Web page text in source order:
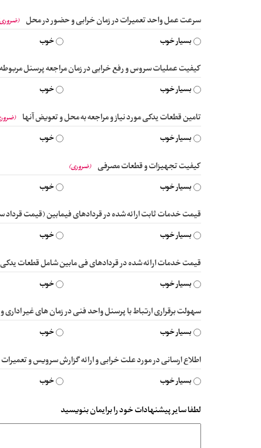
سرعت عمل واحد تعمیرات در زمان خرابی و حضور در محل
بسیار خوب خوب
کیفیت عملیات سروس و رفع خرابی در زمان مراجعه پرسنل مربوطه
بسیار خوب خوب
تامین قطعات یدکی مورد نیاز و مراجعه به محل و تعویض آنها
بسیار خوب خوب
کیفیت تجهیزات و قطعات مصرفی (ضروری)
بسیار خوب خوب
قیمت خدمات ثابت ارائه شده در قردادهای فیمابین (قیمت
بسیار خوب خوب
قیمت خدمات ارائه شده در قردادهای فی مابین شامل قطعات
بسیار خوب خوب
سهولت برقراری ارتباط با پرسنل واحد فنی در زمان های غیر اداری
بسیار خوب خوب
اطلاع ارسانی در مورد علت خرابی و ارائه گزارش سرویس و تعمیرات
بسیار خوب خوب
لطفا سایر پیشنهادات خود را برایمان بنویسید